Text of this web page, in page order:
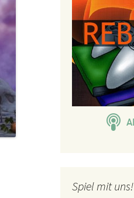
Spiel mit uns!